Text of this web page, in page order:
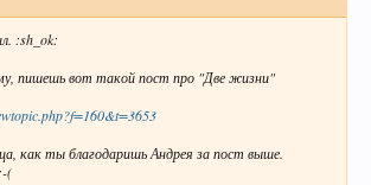
:sh_ok:
пишешь вот такой пост про "Две жизни"
как ты благодаришь Андрея за пост выше.
(